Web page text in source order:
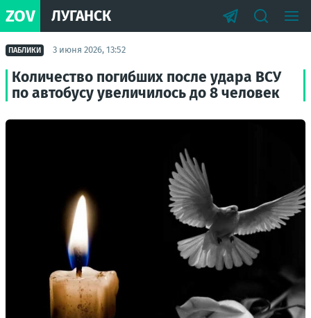
ZOV ЛУГАНСК
ПАБЛИКИ 3 июня 2026, 13:52
Количество погибших после удара ВСУ
по автобусу увеличилось до 8 человек